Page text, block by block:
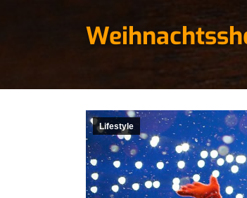
Lifestyle